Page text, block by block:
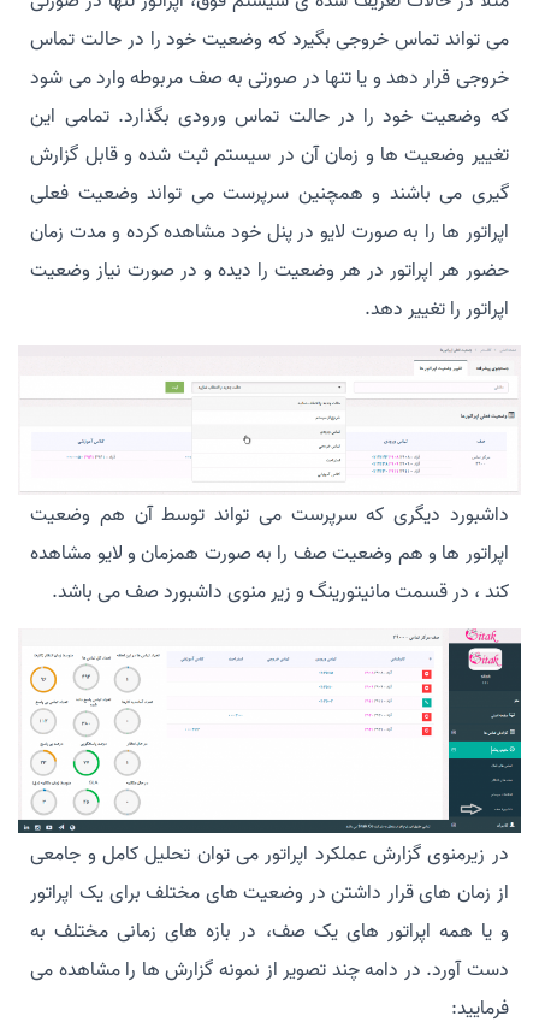
می تواند تماس خروجی بگیرد که وضعیت خود را در حالت تماس
خروجی قرار دهد و یا تنها در صورتی به صف مربوطه وارد می شود
که وضعیت خود را در حالت تماس ورودی بگذارد. تمامی این
تغییر وضعیت ها و زمان آن در سیستم ثبت شده و قابل گزارش
گیری می باشند و همچنین سرپرست می تواند وضعیت فعلی
اپراتور ها را به صورت لایو در پنل خود مشاهده کرده و مدت زمان
حضور هر اپراتور در هر وضعیت را دیده و در صورت نیاز وضعیت
اپراتور را تغییر دهد.
داشبورد دیگری که سرپرست می تواند توسط آن هم وضعیت
اپراتور ها و هم وضعیت صف را به صورت همزمان و لایو مشاهده
کند ، در قسمت مانیتورینگ و زیر منوی داشبورد صف می باشد.
در زیرمنوی گزارش عملکرد اپراتور می توان تحلیل کامل و جامعی
از زمان های قرار داشتن در وضعیت های مختلف برای یک اپراتور
و یا همه اپراتور های یک صف، در بازه های زمانی مختلف به
دست آورد. در دامه چند تصویر از نمونه گزارش ها را مشاهده می
فرمایید: